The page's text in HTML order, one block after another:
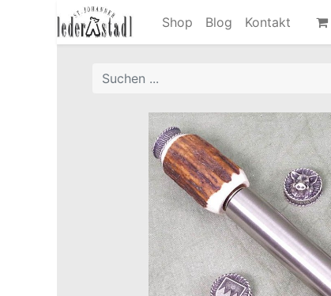
Shop Blog Kontakt